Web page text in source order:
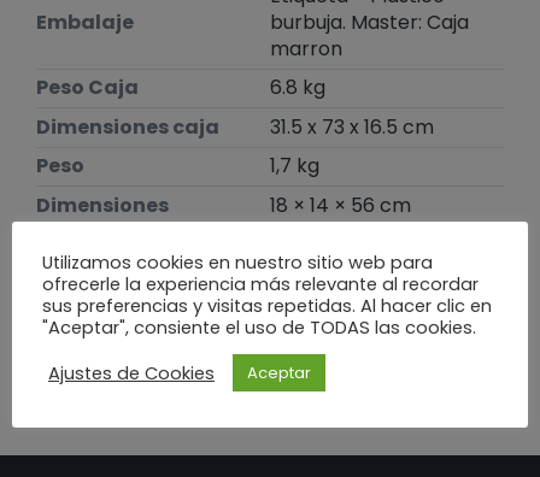
Embalaje
burbuja. Master: Caja
marron
Peso Caja
6.8 kg
Dimensiones caja
31.5 x 73 x 16.5 cm
Peso
1,7 kg
Dimensiones
18 × 14 × 56 cm
Te puede interesar
Utilizamos cookies en nuestro sitio web para
ofrecerle la experiencia más relevante al recordar
sus preferencias y visitas repetidas. Al hacer clic en
"Aceptar", consiente el uso de TODAS las cookies.
Ajustes de Cookies
Aceptar